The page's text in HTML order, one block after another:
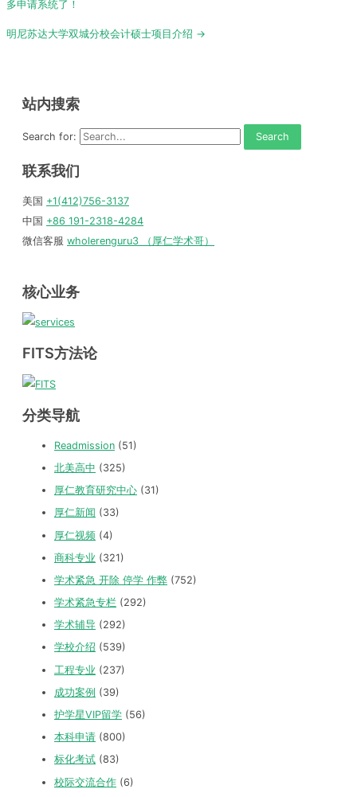
navigation
多申请系统了！
明尼苏达大学双城分校会计硕士项目介绍 →
站内搜索
Search for:
联系我们
美国 +1(412)756-3137
中国 +86 191-2318-4284
微信客服 wholerenguru3 （厚仁学术哥）
核心业务
FITS方法论
分类导航
Readmission (51)
北美高中 (325)
厚仁教育研究中心 (31)
厚仁新闻 (33)
厚仁视频 (4)
商科专业 (321)
学术紧急 开除 停学 作弊 (752)
学术紧急专栏 (292)
学术辅导 (292)
学校介绍 (539)
工程专业 (237)
成功案例 (39)
护学星VIP留学 (56)
本科申请 (800)
标化考试 (83)
校际交流合作 (6)